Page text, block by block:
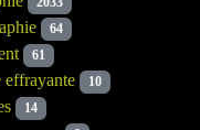
64
61
effrayante 10
14